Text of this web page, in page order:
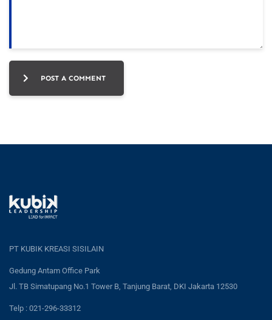
POST A COMMENT
PT KUBIK KREASI SISILAIN
Gedung Antam Office Park
Jl. TB Simatupang No.1 Tower B, Tanjung Barat, DKI Jakarta 12530
Telp : 021-296-33312